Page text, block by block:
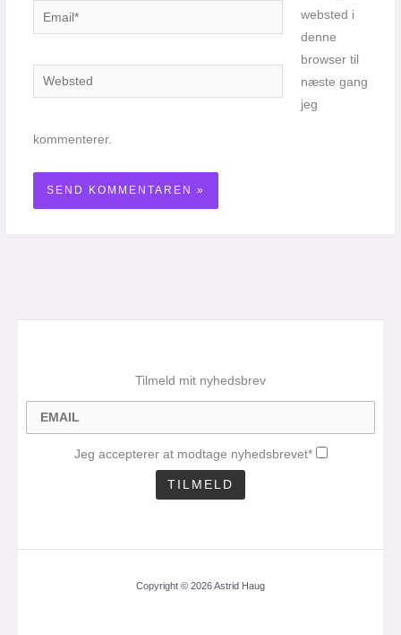
Email*
Websted
websted i
denne
browser til
næste gang
jeg
kommenterer.
Tilmeld mit nyhedsbrev
Jeg accepterer at modtage nyhedsbrevet*
Copyright © 2026 Astrid Haug